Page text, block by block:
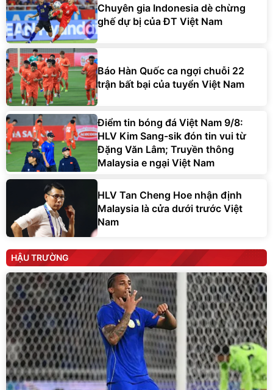
Chuyên gia Indonesia dè chừng
ghế dự bị của ĐT Việt Nam
Báo Hàn Quốc ca ngợi chuỗi 22
trận bất bại của tuyển Việt Nam
Điểm tin bóng đá Việt Nam 9/8:
HLV Kim Sang-sik đón tin vui từ
Đặng Văn Lâm; Truyền thông
Malaysia e ngại Việt Nam
HLV Tan Cheng Hoe nhận định
Malaysia là cửa dưới trước Việt
Nam
HẬU TRƯỜNG